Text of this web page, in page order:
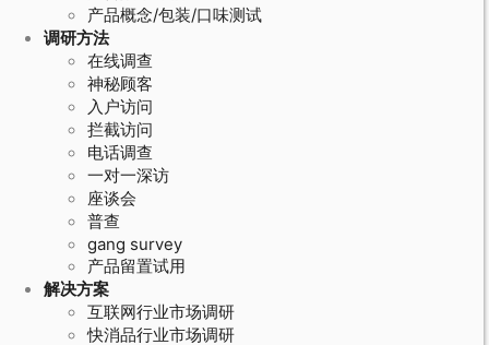
产品概念/包装/口味测试
调研方法
在线调查
神秘顾客
入户访问
拦截访问
电话调查
一对一深访
座谈会
普查
gang survey
产品留置试用
解决方案
互联网行业市场调研
快消品行业市场调研